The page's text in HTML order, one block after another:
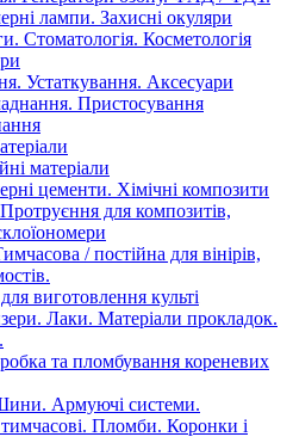
лампи. Захисні окуляри
Стоматологія. Косметологія
Устаткування. Аксесуари
Пристосування
матеріали
цементи. Хімічні композити
для композитів,
/ постійна для вінірів,
виготовлення культі
Лаки. Матеріали прокладок.
та пломбування кореневих
Армуючі системи.
Пломби. Коронки і